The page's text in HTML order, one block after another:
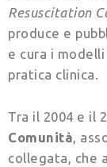
Resuscitation
produce e
e cura i
pratica clinica.
Tra il 2004 e il
Comunità,
collegata, che